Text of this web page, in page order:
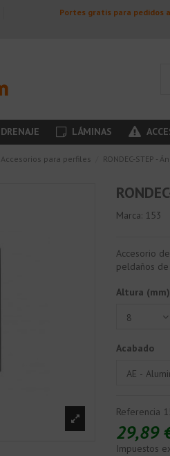
Portes gratis para pedidos
DRENAJE LÁMINAS
Accesorios para perfiles RONDEC-STEP -
Marca: 153
Accesorio
peldaños
Altura (mm)
Acabado
Referencia
29,89
Impuestos